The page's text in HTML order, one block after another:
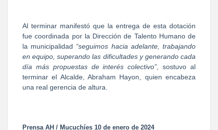
Al terminar manifestó que la entrega de esta dotación
fue coordinada por la Dirección de Talento Humano de
la municipalidad “seguimos hacia adelante, trabajando
en equipo, superando las dificultades y generando cada
día más propuestas de interés colectivo”, sostuvo al
terminar el Alcalde, Abraham Hayon, quien encabeza
una real gerencia de altura.
Prensa AH / Mucuchíes 10 de enero de 2024